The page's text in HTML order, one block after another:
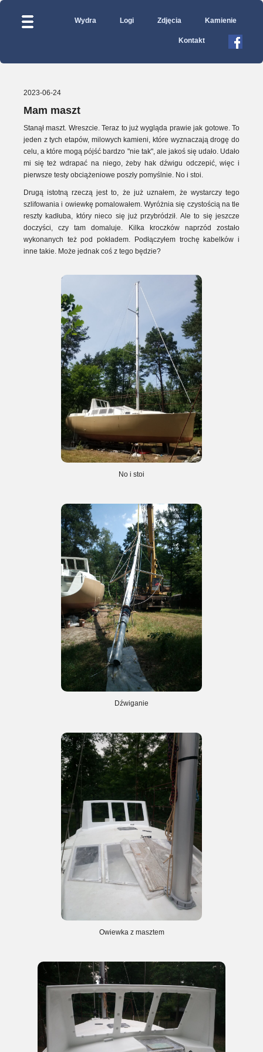
Wydra Logi Zdjęcia Kamienie
Kontakt
2023-06-24
Mam maszt
Stanął maszt. Wreszcie. Teraz to już wygląda prawie jak gotowe. To
jeden z tych etapów, milowych kamieni, które wyznaczają drogę do
celu, a które mogą pójść bardzo "nie tak", ale jakoś się udało. Udało
mi się też wdrapać na niego, żeby hak dźwigu odczepić, więc i
pierwsze testy obciążeniowe poszły pomyślnie. No i stoi.
Drugą istotną rzeczą jest to, że już uznałem, że wystarczy tego
szlifowania i owiewkę pomalowałem. Wyróżnia się czystością na tle
reszty kadłuba, który nieco się już przybródził. Ale to się jeszcze
doczyści, czy tam domaluje. Kilka kroczków naprzód zostało
wykonanych też pod pokładem. Podłączyłem trochę kabelków i
inne takie. Może jednak coś z tego będzie?
No i stoi
Dźwiganie
Owiewka z masztem